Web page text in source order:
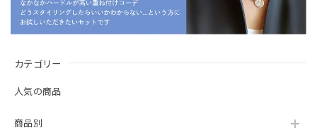
カテゴリー
人気の商品
商品別